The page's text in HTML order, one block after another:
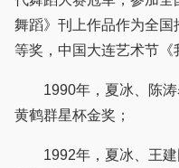
舞蹈》刊上作品作为全
等奖，中国大连艺术节《
1990年，夏冰、陈涛
黄鹤群星杯金奖；
1992年，夏冰、王建